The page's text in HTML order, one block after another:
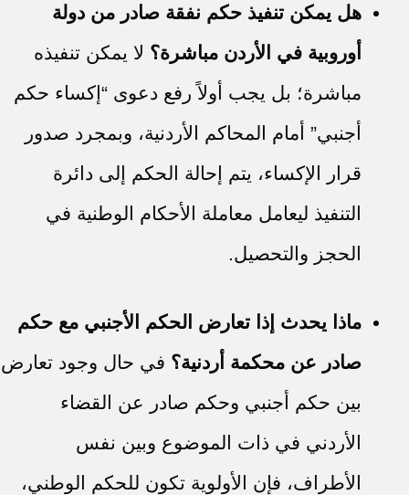
هل يمكن تنفيذ حكم نفقة صادر من دولة
أوروبية في الأردن مباشرة؟ لا يمكن تنفيذه
مباشرة؛ بل يجب أولاً رفع دعوى “إكساء حكم
أجنبي” أمام المحاكم الأردنية، وبمجرد صدور
قرار الإكساء، يتم إحالة الحكم إلى دائرة
التنفيذ ليعامل معاملة الأحكام الوطنية في
الحجز والتحصيل.
ماذا يحدث إذا تعارض الحكم الأجنبي مع حكم
صادر عن محكمة أردنية؟ في حال وجود تعارض
بين حكم أجنبي وحكم صادر عن القضاء
الأردني في ذات الموضوع وبين نفس
الأطراف، فإن الأولوية تكون للحكم الوطني،